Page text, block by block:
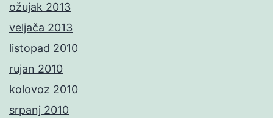
ožujak 2013
veljača 2013
listopad 2010
rujan 2010
kolovoz 2010
srpanj 2010